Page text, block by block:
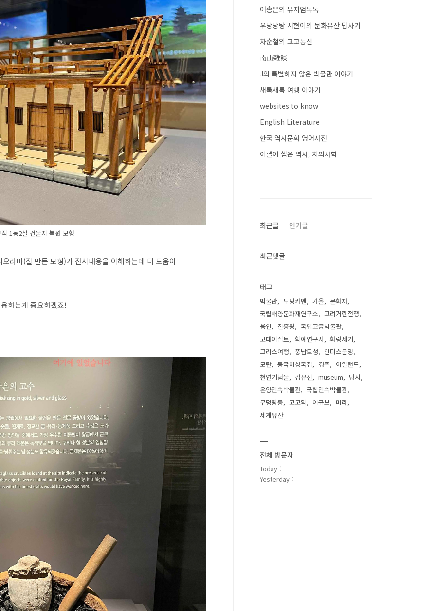
1동2실 건물지 복원 모형
라마(잘 만든 모형)가 전시내용을 이해하는데 더 도움이
하는게 중요하겠죠!
여송은의 뮤지엄톡톡
우당당탕 서현이의 문화유산 답사기
차순철의 고고통신
南山雜談
J의 특별하지 않은 박물관 이야기
새록새록 여행 이야기
websites to know
English Literature
한국 역사문화 영어사전
이빨이 씹은 역사, 치의사학
최근글 인기글
최근댓글
태그
박물관 투탕카멘 가을
문화재
국립해양문화재연구소
고려거란전쟁
용인
진흥왕
국립고궁박물관
고대이집트
학예연구사
화랑세기
그리스여행
풍납토성
인더스문명
모란
동국이상국집 경주
아일랜드
천연기념물
김유신 museum
당시
온양민속박물관
국립민속박물관
무령왕릉
고고학 이규보
미라
세계유산
전체 방문자
Today :
Yesterday :